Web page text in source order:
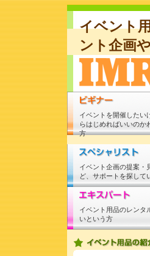
イベント
ント企画
イベントを開催したい
らはじめればいいのか
方
イベント企画の提案・
ど、サポートを探して
イベント用品のレンタ
いという方